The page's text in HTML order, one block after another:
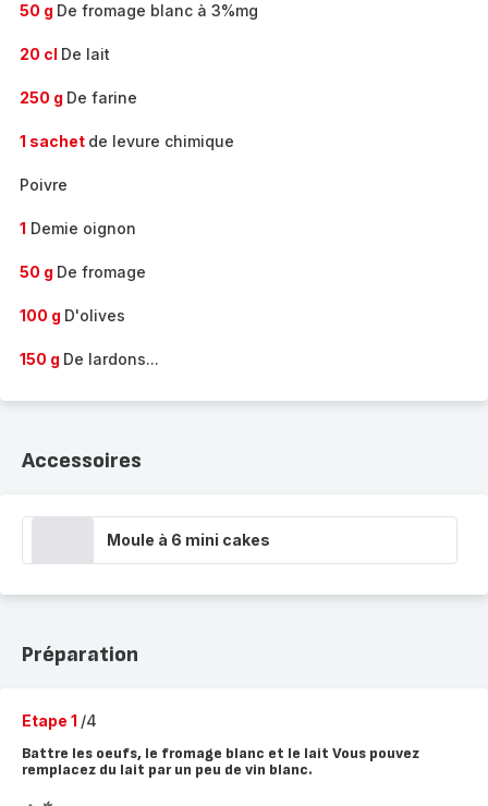
50 g De fromage blanc à 3%mg
20 cl De lait
250 g De farine
1 sachet de levure chimique
Poivre
1 Demie oignon
50 g De fromage
100 g D'olives
150 g De lardons...
Accessoires
Moule à 6 mini cakes
Préparation
Etape 1 /4
Battre les oeufs, le fromage blanc et le lait Vous pouvez
remplacez du lait par un peu de vin blanc.